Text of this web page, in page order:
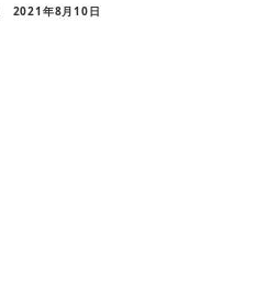
2021年8月10日